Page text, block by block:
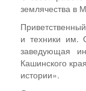
землячества в
и техники им.
заведующая
Кашинского
истории».